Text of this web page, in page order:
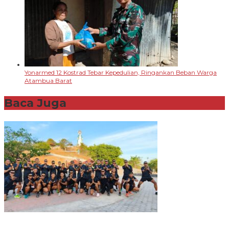
Yonarmed 12 Kostrad Tebar Kepedulian, Ringankan Beban Warga
Atambua Barat
Baca Juga